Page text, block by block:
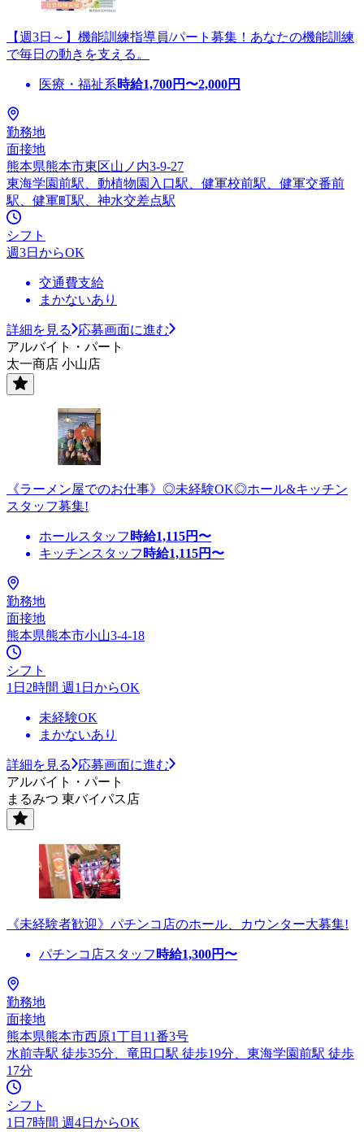
【週3日～】機能訓練指導員/パート募集！あなたの機能訓練
で毎日の動きを支える。
医療・福祉系時給1,700円〜2,000円
勤務地
面接地
熊本県熊本市東区山ノ内3-9-27
東海学園前駅、動植物園入口駅、健軍校前駅、健軍交番前
駅、健軍町駅、神水交差点駅
シフト
週3日からOK
交通費支給
まかないあり
詳細を見る
応募画面に進む
アルバイト・パート
太一商店 小山店
《ラーメン屋でのお仕事》◎未経験OK◎ホール&キッチン
スタッフ募集!
ホールスタッフ 時給1,115円〜
キッチンスタッフ 時給1,115円〜
勤務地
面接地
熊本県熊本市小山3-4-18
シフト
1日2時間 週1日からOK
未経験OK
まかないあり
詳細を見る
応募画面に進む
アルバイト・パート
まるみつ 東バイパス店
《未経験者歓迎》パチンコ店のホール、カウンター大募集!
パチンコ店スタッフ 時給1,300円〜
勤務地
面接地
熊本県熊本市西原1丁目11番3号
水前寺駅 徒歩35分、竜田口駅 徒歩19分、東海学園前駅 徒歩
17分
シフト
1日7時間 週4日からOK